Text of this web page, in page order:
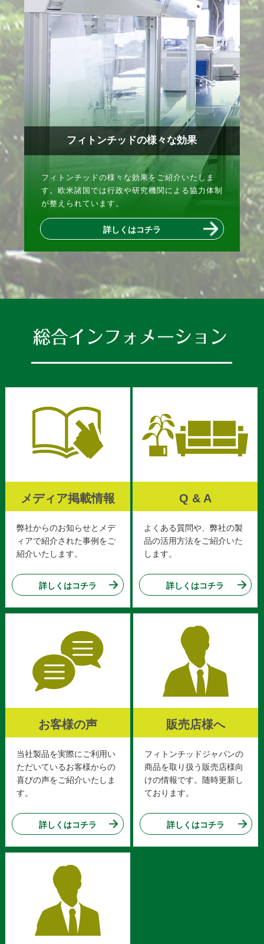
フィトンチッドの様々な効果
フィトンチッドの様々な効果をご紹介いたしま
す。欧米諸国では行政や研究機関による協力体制
が整えられています。
詳しくはコチラ
メディア掲載情報
弊社からのお知らせとメデ
ィアで紹介された事例をご
紹介いたします。
詳しくはコチラ
Q & A
よくある質問や、弊社の製
品の活用方法をご紹介いた
します。
詳しくはコチラ
お客様の声
当社製品を実際にご利用い
ただいているお客様からの
喜びの声をご紹介いたしま
す。
詳しくはコチラ
販売店様へ
フィトンチッドジャパンの
商品を取り扱う販売店様向
けの情報です。随時更新し
ております。
詳しくはコチラ